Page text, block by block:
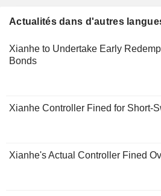
Actualités dans d'autres
Xianhe to Undertake Early
Bonds
Xianhe Controller Fined for Short-
Xianhe's Actual Controller Fined